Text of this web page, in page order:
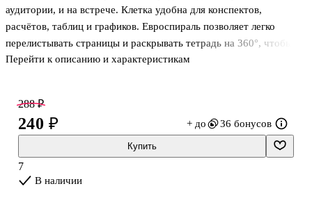
аудитории, и на встрече. Клетка удобна для конспектов,
расчётов, таблиц и графиков. Евроспираль позволяет легко
перелистывать страницы и раскрывать тетрадь на 360°, чтобы
комфортно писать даже на небольшой поверхности. Обложка из
Перейти к описанию и характеристикам
288 ₽
240 ₽ + до 36 бонусов
Купить
7
В наличии